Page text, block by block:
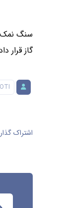
سنگ نمک
گاز قرار